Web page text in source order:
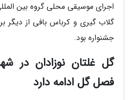
اجرای موسیقی محلی گروه بین
گلاب گیری و کرباس بافی از دیگر
جشنواره بود.
گل غلتان نوزادان در
فصل گل ادامه دارد